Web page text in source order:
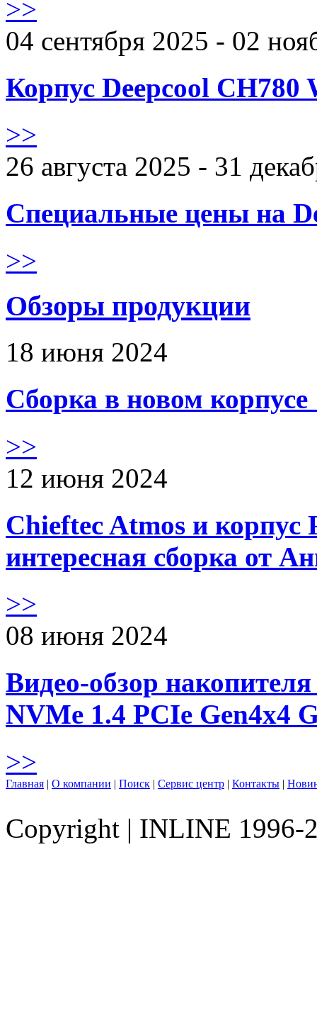
>>
04 сентября 2025 - 02
Корпус Deepcool CH780
>>
26 августа 2025 - 31
Специальные цены на
>>
Обзоры продукции
18 июня 2024
Сборка в новом
>>
12 июня 2024
Chieftec Atmos и корпус
интересная сборка от
>>
08 июня 2024
Видео-обзор
NVMe 1.4 PCIe Gen4х4
>>
Главная | О компании | Поиск | Сервис центр | Контакты |
Copyright | INLINE 1996-